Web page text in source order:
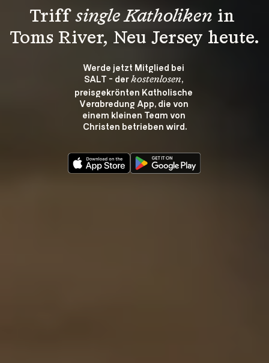
Triff single Katholiken in
Toms River, Neu Jersey heute.
Werde jetzt Mitglied bei
SALT - der kostenlosen,
preisgekrönten Katholische
Verabredung App, die von
einem kleinen Team von
Christen betrieben wird.